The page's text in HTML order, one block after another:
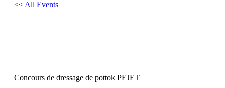
<< All Events
Concours de dressage de pottok PEJET